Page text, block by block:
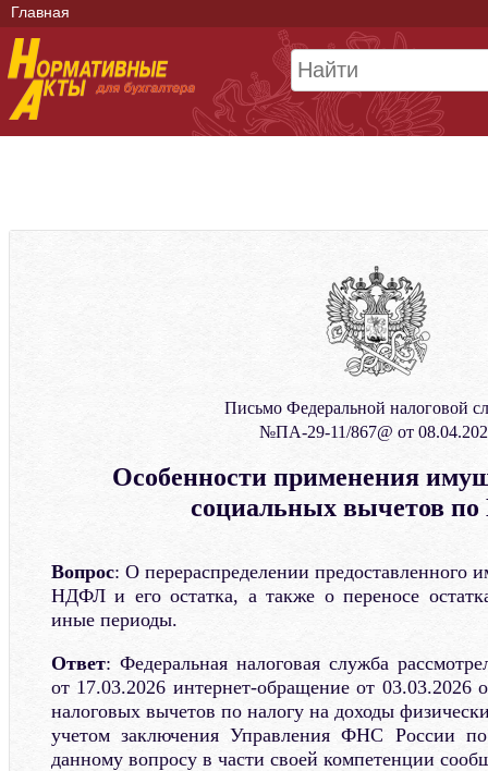
Главная
Письмо Федеральной налоговой
№ПА-29-11/867@ от
Особенности применения
социальных вычетов
Вопрос: О перераспределении предоставленного
НДФЛ и его остатка, а также о переносе
иные периоды.
Ответ: Федеральная налоговая служба
от 17.03.2026 интернет-обращение от 03.03.2026
налоговых вычетов по налогу на доходы
учетом заключения Управления ФНС России
данному вопросу в части своей компетенции